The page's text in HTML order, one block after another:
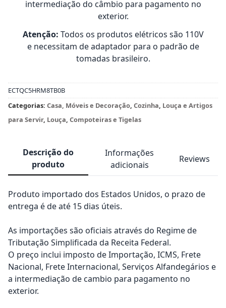
intermediação do câmbio para pagamento no
exterior.
Atenção: Todos os produtos elétricos são 110V
e necessitam de adaptador para o padrão de
tomadas brasileiro.
ECTQC5HRM8TB0B
Categorias: Casa, Móveis e Decoração, Cozinha, Louça e Artigos
para Servir, Louça, Compoteiras e Tigelas
Descrição do
produto
Informações
adicionais
Reviews
Produto importado dos Estados Unidos, o prazo de
entrega é de até 15 dias úteis.
As importações são oficiais através do Regime de
Tributação Simplificada da Receita Federal.
O preço inclui imposto de Importação, ICMS, Frete
Nacional, Frete Internacional, Serviços Alfandegários e
a intermediação de cambio para pagamento no
exterior.